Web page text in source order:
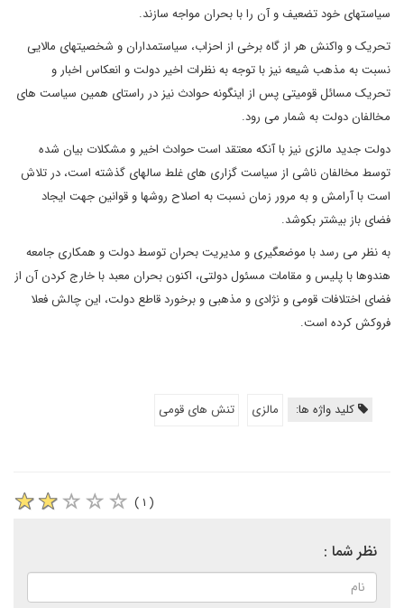
سیاستهای خود تضعیف و آن را با بحران مواجه سازند.
تحریک و واکنش هر از گاه برخی از احزاب، سیاستمداران و شخصیتهای مالایی
نسبت به مذهب شیعه نیز با توجه به نظرات اخیر دولت و انعکاس اخبار و
تحریک مسائل قومیتی پس از اینگونه حوادث نیز در راستای همین سیاست های
مخالفان دولت به شمار می رود.
دولت جدید مالزی نیز با آنکه معتقد است حوادث اخیر و مشکلات بیان شده
توسط مخالفان ناشی از سیاست گزاری های غلط سالهای گذشته است، در تلاش
است با آرامش و به مرور زمان نسبت به اصلاح روشها و قوانین جهت ایجاد
فضای باز بیشتر بکوشد.
به نظر می رسد با موضعگیری و مدیریت بحران توسط دولت و همکاری جامعه
هندوها با پلیس و مقامات مسئول دولتی، اکنون بحران معبد با خارج کردن آن از
فضای اختلافات قومی و نژادی و مذهبی و برخورد قاطع دولت، این چالش فعلا
فروکش کرده است.
کلید واژه ها: مالزی تنش های قومی
( ۱ )
نظر شما :